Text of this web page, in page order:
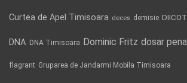
Curtea de Apel Timisoara deces demisie DIICOT
DNA DNA Timisoara Dominic Fritz dosar penal
flagrant Gruparea de Jandarmi Mobila Timisoara